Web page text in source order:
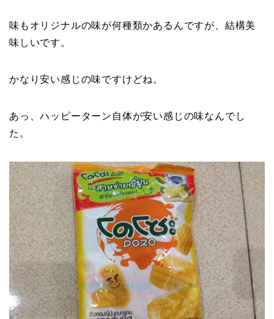
味もオリジナルの味が何種類かあるんですが、結構美
味しいです。
かなり安い感じの味ですけどね。
あっ、ハッピーターン自体が安い感じの味なんでし
た。